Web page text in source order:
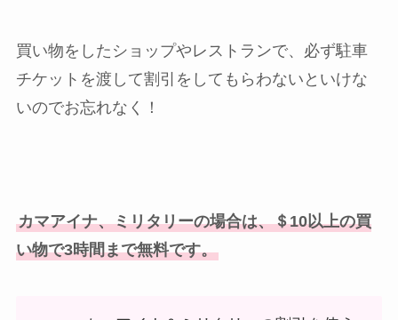
買い物をしたショップやレストランで、必ず駐車
チケットを渡して割引をしてもらわないといけな
いのでお忘れなく！
カマアイナ、ミリタリーの場合は、＄10以上の買
い物で3時間まで無料です。